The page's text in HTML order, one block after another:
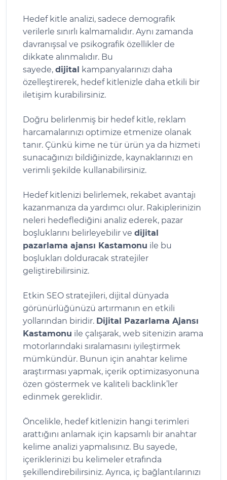
Hedef kitle analizi, sadece demografik
verilerle sınırlı kalmamalıdır. Aynı zamanda
davranışsal ve psikografik özellikler de
dikkate alınmalıdır. Bu
sayede, dijital kampanyalarınızı daha
özelleştirerek, hedef kitlenizle daha etkili bir
iletişim kurabilirsiniz.
Doğru belirlenmiş bir hedef kitle, reklam
harcamalarınızı optimize etmenize olanak
tanır. Çünkü kime ne tür ürün ya da hizmeti
sunacağınızı bildiğinizde, kaynaklarınızı en
verimli şekilde kullanabilirsiniz.
Hedef kitlenizi belirlemek, rekabet avantajı
kazanmanıza da yardımcı olur. Rakiplerinizin
neleri hedeflediğini analiz ederek, pazar
boşluklarını belirleyebilir ve dijital
pazarlama ajansı Kastamonu ile bu
boşlukları dolduracak stratejiler
geliştirebilirsiniz.
Etkin SEO stratejileri, dijital dünyada
görünürlüğünüzü artırmanın en etkili
yollarından biridir. Dijital Pazarlama Ajansı
Kastamonu ile çalışarak, web sitenizin arama
motorlarındaki sıralamasını iyileştirmek
mümkündür. Bunun için anahtar kelime
araştırması yapmak, içerik optimizasyonuna
özen göstermek ve kaliteli backlink’ler
edinmek gereklidir.
Öncelikle, hedef kitlenizin hangi terimleri
arattığını anlamak için kapsamlı bir anahtar
kelime analizi yapmalısınız. Bu sayede,
içeriklerinizi bu kelimeler etrafında
şekillendirebilirsiniz. Ayrıca, iç bağlantılarınızı